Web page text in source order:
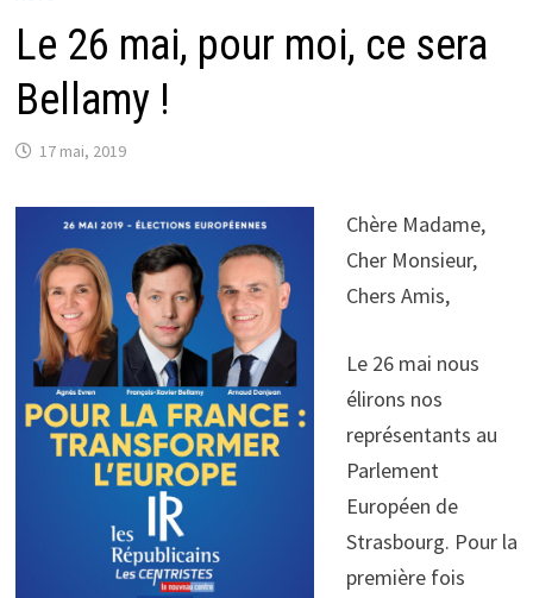
Le 26 mai, pour moi, ce sera
Bellamy !
17 mai, 2019
Chère Madame,
Cher Monsieur,
Chers Amis,
Le 26 mai nous
élirons nos
représentants au
Parlement
Européen de
Strasbourg. Pour la
première fois